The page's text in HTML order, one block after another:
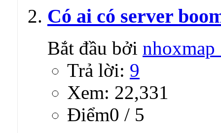
Có ai có server
Bắt đầu bởi
Trả lời: 9
Xem: 22,331
Ðiểm0 / 5